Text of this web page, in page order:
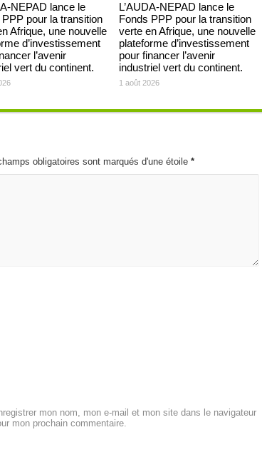
NEPAD lance le
pour la transition
Afrique, une nouvelle
d’investissement
l’avenir
vert du continent.
L’AUDA-NEPAD lance le
Fonds PPP pour la transition
verte en Afrique, une nouvelle
plateforme d’investissement
pour financer l’avenir
industriel vert du continent.
1 août 2026
obligatoires sont marqués d'une étoile *
mon nom, mon e-mail et mon site dans le navigateur
mon prochain commentaire.